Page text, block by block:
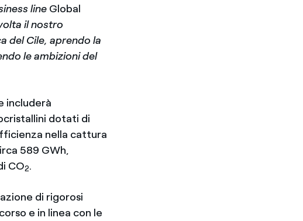
line Global
il nostro
del Cile, aprendo la
le ambizioni del
includerà
dotati di
nella cattura
589 GWh,
CO2.
di rigorosi
e in linea con le